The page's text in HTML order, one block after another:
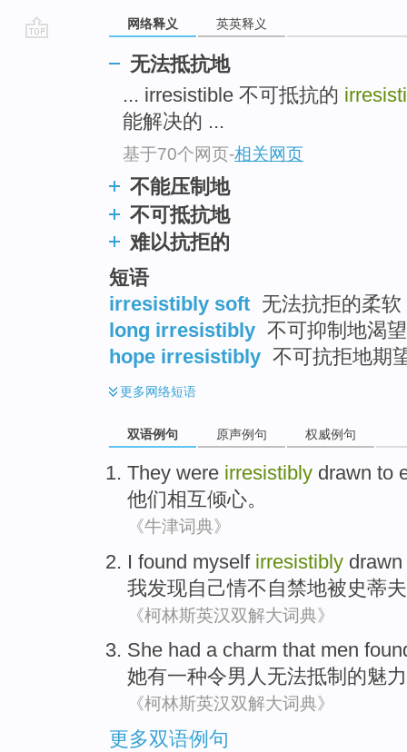
网络释义 英英释义
无法抵抗地
... irresistible 不可抵抗的
能解决的 ...
基于70个网页-相关网页
不能压制地
不可抵抗地
难以抗拒的
短语
irresistibly soft 无法抗拒的柔软
long irresistibly 不可抑制地渴望
hope irresistibly 不可抗拒地期
更多网络短语
双语例句 原声例句 权威例句
They were irresistibly drawn to
他们相互倾心。
《牛津词典》
I found myself irresistibly drawn
我发现自己情不自禁地被史蒂夫
《柯林斯英汉双解大词典》
She had a charm that men
她有一种令男人无法抵制 的魅力
《柯林斯英汉双解大词典》
更多双语例句